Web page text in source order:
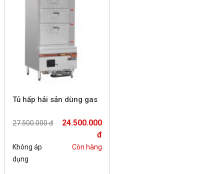
Tủ hấp hải sản dùng gas
27.500.000 đ
24.500.000
đ
Không áp
dụng
Còn hàng